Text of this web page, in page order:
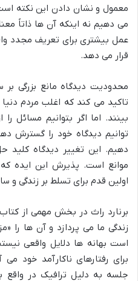
معمول و نشان دادن این نکته
می دهیم نه اینکه آن ها ذاتاً
عمل بیشتری برای تعریف مجدد
قرار می دهد.
محدودیت دیدگاه مانع بزرگی
تاکید می کند که اغلب مردم
بینند. اما اگر بتوانیم مسائل
توانیم دیدگاه خود را گسترش
دهیم. این تغییر دیدگاه کلید
موانع است. پذیرش این ایده
اولین قدم برای تسلط بر زندگی و
برنارد راث در بخش مهمی از
زندگی ما می پردازد و آن ها را
است بهانه ها دلایل واقعی
برای رفتارهای ناکارآمد خود
جلسه به دلیل ترافیک در واقع